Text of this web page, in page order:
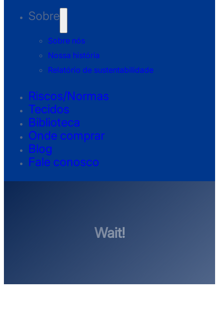
Sobre
Sobre nós
Nossa história
Relatório de sustentabilidade
Riscos/Normas
Tecidos
Biblioteca
Onde comprar
Blog
Fale conosco
Wait!